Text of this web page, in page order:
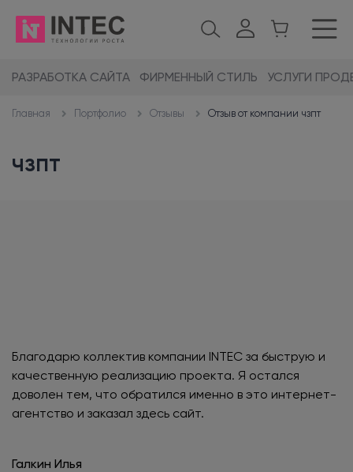
РАЗРАБОТКА САЙТА ФИРМЕННЫЙ СТИЛЬ УСЛУГИ
Главная Портфолио Отзывы Отзыв от компании чзпт
чзпт
Благодарю коллектив компании INTEC за быструю и
качественную реализацию проекта. Я остался
доволен тем, что обратился именно в это интернет-
агентство и заказал здесь сайт.
Галкин Илья